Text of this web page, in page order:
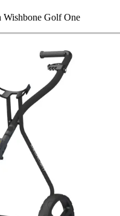
Wishbone Golf One